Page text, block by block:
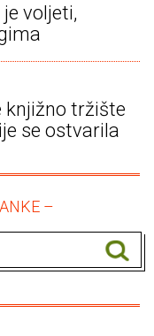
voljeti,
knjižno tržište
se ostvarila
–